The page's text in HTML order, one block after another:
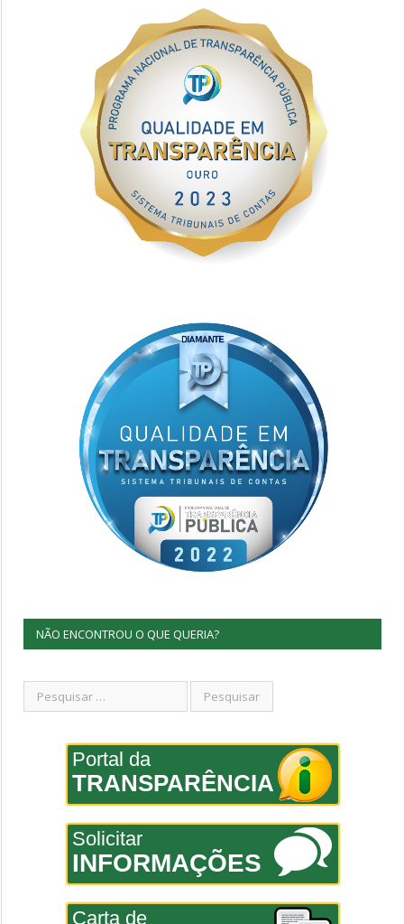
NÃO ENCONTROU O QUE QUERIA?
Portal da
TRANSPARÊNCIA
Solicitar
INFORMAÇÕES
Carta de